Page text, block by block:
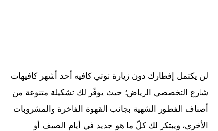
لن يكتمل إفطارك دون زيارة توتي كافيه أحد أشهر كافيهات
شارع التخصصي الرياض؛ حيث يوفّر لك تشكيلة متنوعة من
أصناف الفطور الشهية بجانب القهوة الفاخرة والمشروبات
الأخرى، ويبتكر لك كلّ ما هو جديد في أيام الصيف أو